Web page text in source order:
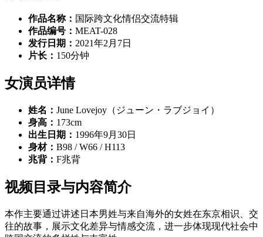
作品名称： 国际跨文化情侣交流特辑
作品编号： MEAT-028
发行日期： 2021年2月7日
片长： 150分钟
女演员详情
姓名： June Lovejoy（ジューン・ラブジョイ）
身高： 173cm
出生日期： 1996年9月30日
身材： B98 / W66 / H113
兆背： F兆背
视频目录与内容简介
本作主要通过讲述日本男姓与来自海外的女姓在东京相识、交
往的故事，展示文化差异与情感交流，进一步体现现代社会中